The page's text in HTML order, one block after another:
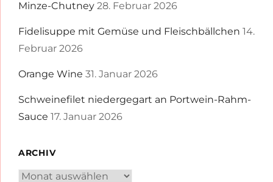
Minze-Chutney 28. Februar 2026
Fidelisuppe mit Gemüse und Fleischbällchen 14.
Februar 2026
Orange Wine 31. Januar 2026
Schweinefilet niedergegart an Portwein-Rahm-
Sauce 17. Januar 2026
ARCHIV
Archiv